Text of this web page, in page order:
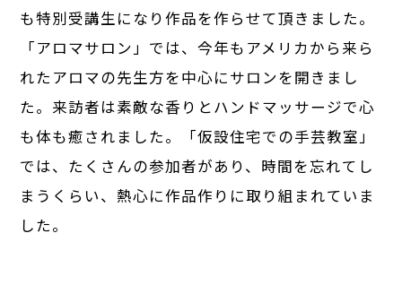
も特別受講生になり作品を作らせて頂きました。
「アロマサロン」では、今年もアメリカから来ら
れたアロマの先生方を中心にサロンを開きまし
た。来訪者は素敵な香りとハンドマッサージで心
も体も癒されました。「仮設住宅での手芸教室」
では、たくさんの参加者があり、時間を忘れてし
まうくらい、熱心に作品作りに取り組まれていま
した。